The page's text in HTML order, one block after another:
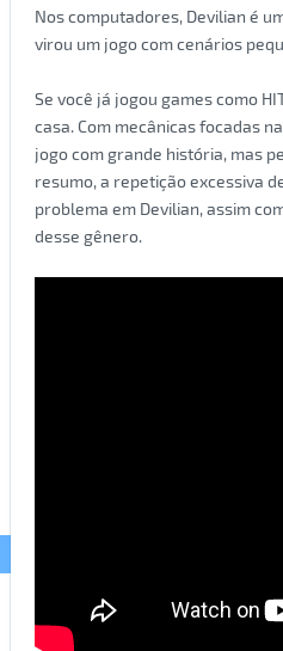
Nos computadores, Devilian é
virou um jogo com cenários
Se você já jogou games como
casa. Com mecânicas focadas
jogo com grande história, mas
resumo, a repetição excessiva
problema em Devilian, assim
desse gênero.